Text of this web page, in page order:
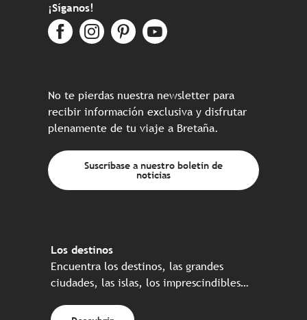
¡Síganos!
No te pierdas nuestra newsletter para
recibir información exclusiva y disfrutar
plenamente de tu viaje a Bretaña.
Suscríbase a nuestro boletín de
noticias
Los destinos
Encuentra los destinos, las grandes
ciudades, las islas, los imprescindibles…